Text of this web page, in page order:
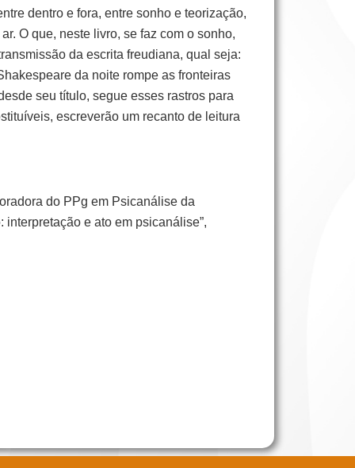
dentro e fora, entre sonho e teorização,
O que, neste livro, se faz com o sonho,
da escrita freudiana, qual seja:
da noite rompe as fronteiras
seu título, segue esses rastros para
escreverão um recanto de leitura
do PPg em Psicanálise da
e ato em psicanálise”,